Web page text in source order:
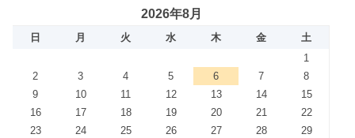
2026年8月
日 月 火 水 木 金
土
1
2
3 4 5 6 7
8
9
10 11 12 13 14
15
16
17 18 19 20 21
22
23
24 25 26 27 28
29